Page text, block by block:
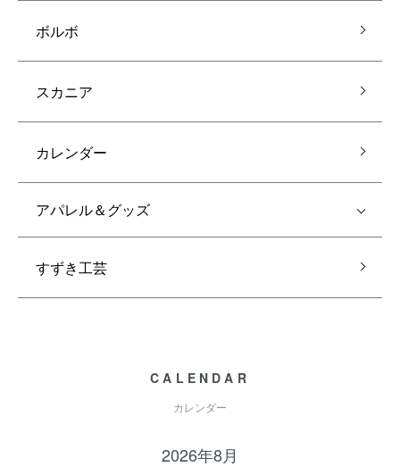
ボルボ
スカニア
カレンダー
アパレル＆グッズ
すずき工芸
CALENDAR
カレンダー
2026年8月